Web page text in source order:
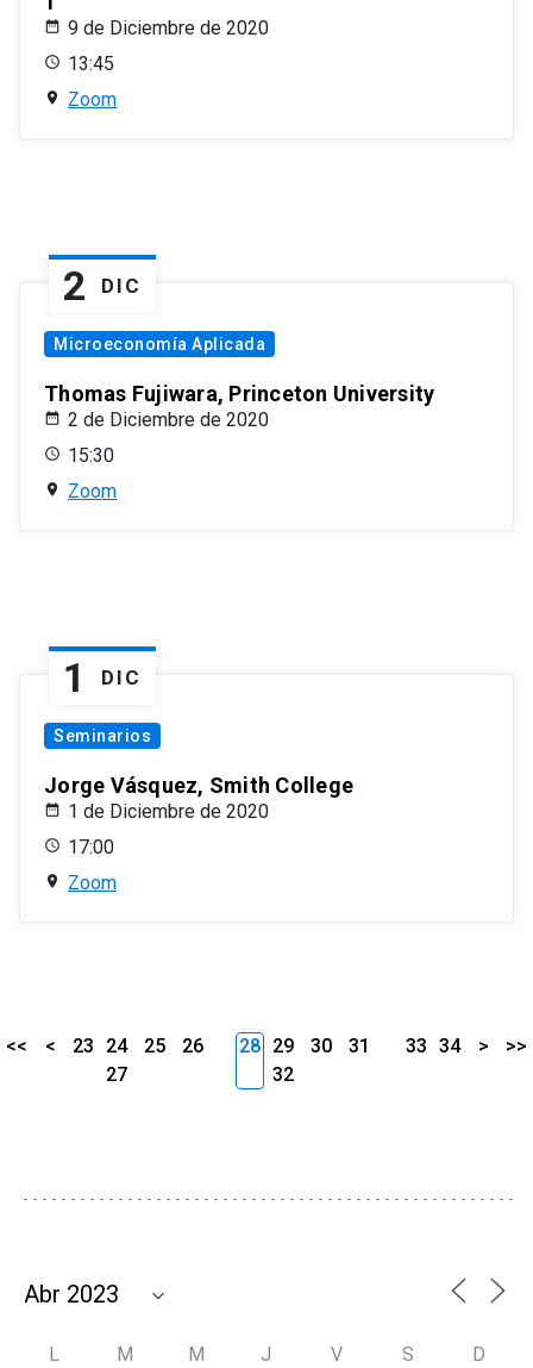
9 de Diciembre de 2020
13:45
Zoom
2 DIC
Microeconomía Aplicada
Thomas Fujiwara, Princeton University
2 de Diciembre de 2020
15:30
Zoom
1 DIC
Seminarios
Jorge Vásquez, Smith College
1 de Diciembre de 2020
17:00
Zoom
<< < 23 24 25
26
27
28 29 30
31
32
33 34 > >>
L M M J V S D